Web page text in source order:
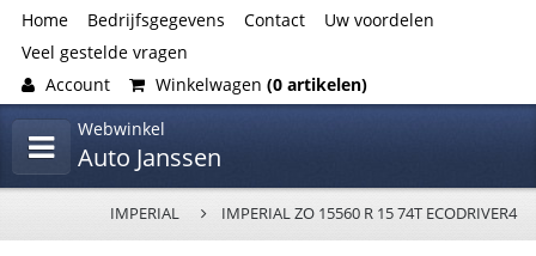
Home Bedrijfsgegevens Contact
Uw voordelen
Veel gestelde vragen
Account
Winkelwagen (0 artikelen)
Webwinkel
Auto Janssen
IMPERIAL IMPERIAL ZO 15560 R 15 74T ECODRIVER4